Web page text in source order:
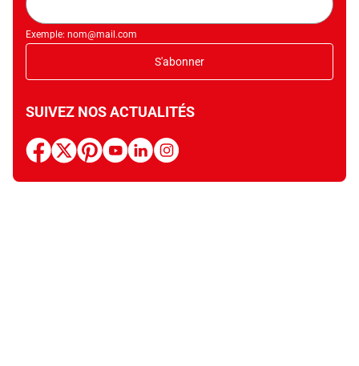
mail
Exemple: nom@mail.com
S'abonner
SUIVEZ NOS ACTUALITÉS
facebook
x pinterestyoutubelinkedininstagram